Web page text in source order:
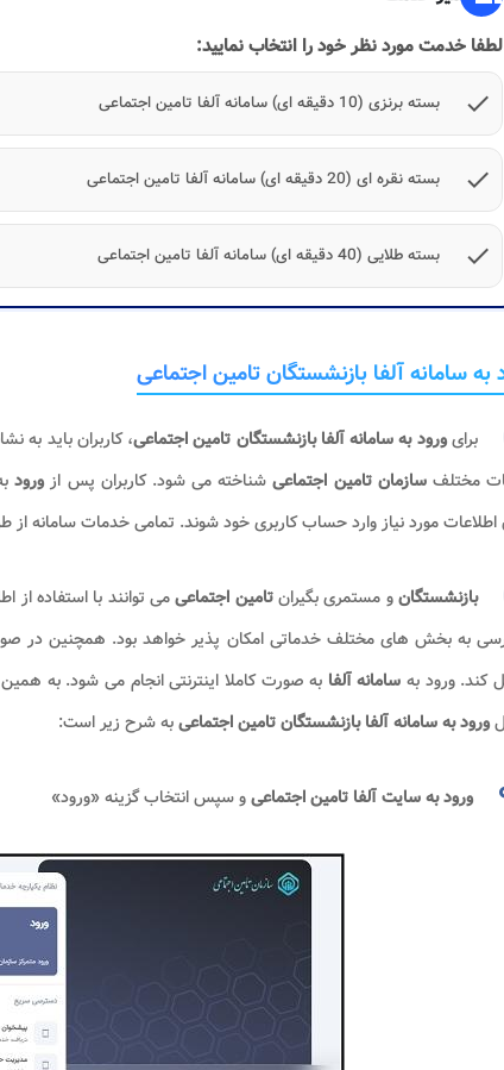
لطفا خدمت مورد نظر خود را انتخاب نمایید:
check
بسته برنزی (10 دقیقه ای) سامانه آلفا تامین اجتماعی
check بسته نقره ای (20 دقیقه ای) سامانه آلفا تامین اجتماعی
check بسته طلایی (40 دقیقه ای) سامانه آلفا تامین اجتماعی
به سامانه آلفا بازنشستگان تامین اجتماعی
برایورود به سامانه آلفا بازنشستگان تامین اجتماعی، کاربران باید به
مختلفسازمان تامین اجتماعیشناخته می شود. کاربران پس از ورود
اطلاعات مورد نیاز وارد حساب کاربری خود شوند. تمامی خدمات سامانه
بازنشستگانو مستمری بگیرانتامین اجتماعیمی توانند با استفاده
به بخش های مختلف خدماتی امکان پذیر خواهد بود. همچنین در صورتی
کند. ورود به سامانه آلفا به صورت کاملا اینترنتی انجام می شود. به
ورود به سامانه آلفا بازنشستگان تامین اجتماعیبه شرح زیر است:
ورود به سایت آلفا تامین اجتماعیو سپس انتخاب گزینه «ورود»